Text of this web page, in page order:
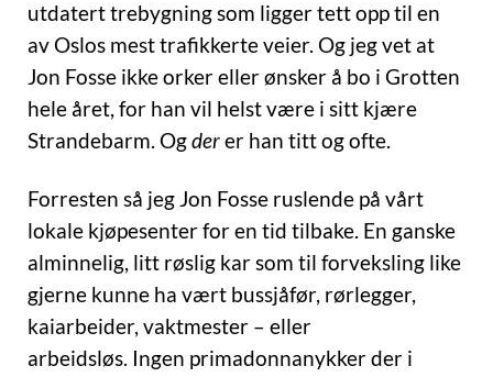
utdatert trebygning som ligger tett opp til en
av Oslos mest trafikkerte veier. Og jeg vet at
Jon Fosse ikke orker eller ønsker å bo i Grotten
hele året, for han vil helst være i sitt kjære
Strandebarm. Ogderer han titt og ofte.
Forresten så jeg Jon Fosse ruslende på vårt
lokale kjøpesenter for en tid tilbake. En ganske
alminnelig, litt røslig kar som til forveksling like
gjerne kunne ha vært bussjåfør, rørlegger,
kaiarbeider, vaktmester – eller
arbeidsløs. Ingen primadonnanykker der i